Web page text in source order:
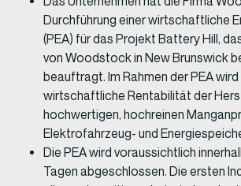
Durchführung einer wirtschaftliche
(PEA) für das Projekt Battery Hill,
von Woodstock in New Brunswick
beauftragt. Im Rahmen der PEA wird
wirtschaftliche Rentabilität der
hochwertigen, hochreinen
Elektrofahrzeug- und
Die PEA wird voraussichtlich
Tagen abgeschlossen. Die ersten